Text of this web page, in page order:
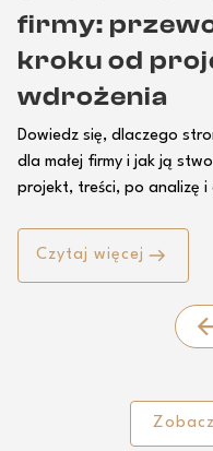
firmy:
kroku od
wdrożenia
Dowiedz się, dlaczego
dla małej firmy i jak ją
projekt, treści, po analizę i
Czytaj więcej